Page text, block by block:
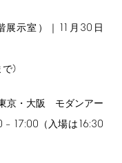
展示室）｜ 11 月 30 日
で)
京・大阪 モダンアー
– 17:00 （入場は16:30